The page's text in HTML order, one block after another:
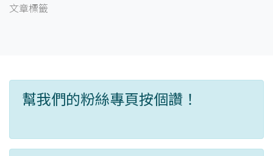
文章標籤
幫我們的粉絲專頁按個讚！